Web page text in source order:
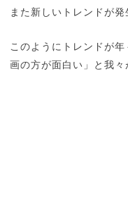
また新しいトレンドが発
このようにトレンドが
画の方が面白い」と我々